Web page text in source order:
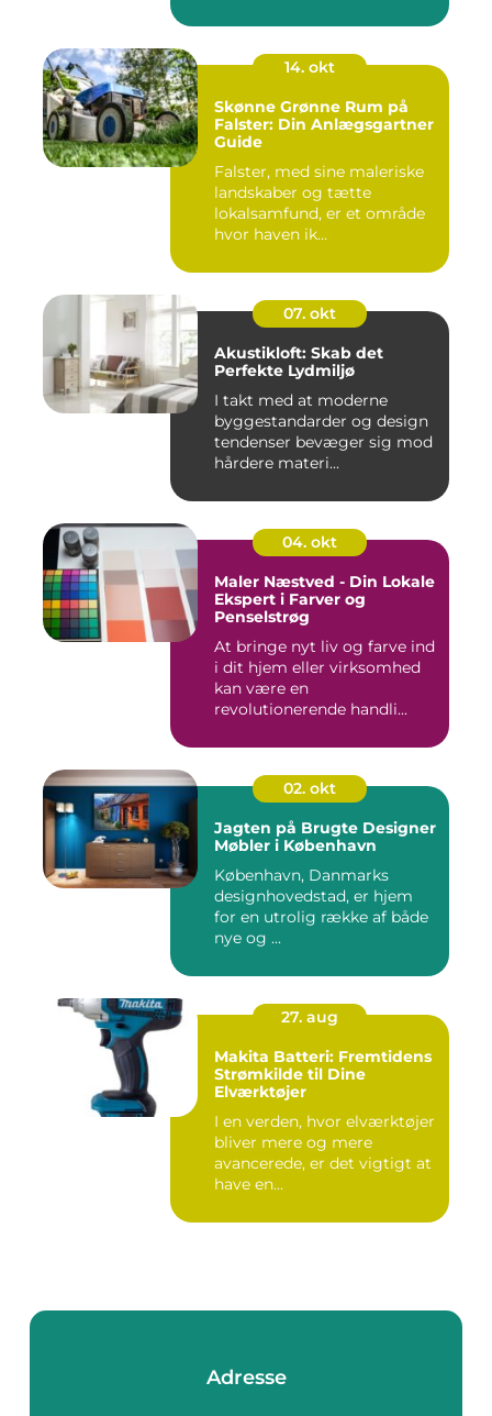
14. okt
Skønne Grønne Rum på
Falster: Din Anlægsgartner
Guide
Falster, med sine maleriske
landskaber og tætte
lokalsamfund, er et område
hvor haven ik...
07. okt
Akustikloft: Skab det
Perfekte Lydmiljø
I takt med at moderne
byggestandarder og design
tendenser bevæger sig mod
hårdere materi...
04. okt
Maler Næstved - Din Lokale
Ekspert i Farver og
Penselstrøg
At bringe nyt liv og farve ind
i dit hjem eller virksomhed
kan være en
revolutionerende handli...
02. okt
Jagten på Brugte Designer
Møbler i København
København, Danmarks
designhovedstad, er hjem
for en utrolig række af både
nye og ...
27. aug
Makita Batteri: Fremtidens
Strømkilde til Dine
Elværktøjer
I en verden, hvor elværktøjer
bliver mere og mere
avancerede, er det vigtigt at
have en...
Adresse